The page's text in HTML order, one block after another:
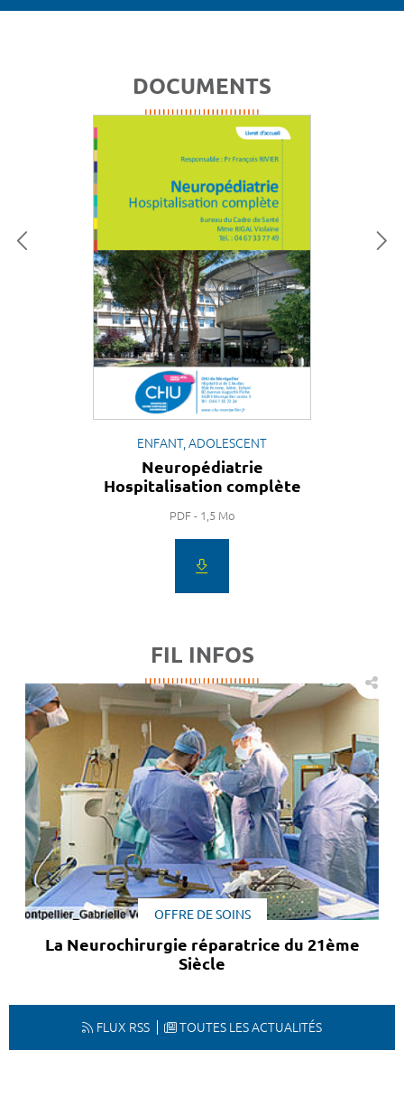
DOCUMENTS
ENFANT, ADOLESCENT
Neuropédiatrie
Hospitalisation complète
PDF - 1,5 Mo
FIL INFOS
OFFRE DE SOINS
La Neurochirurgie réparatrice du 21ème
Siècle
FLUX RSS TOUTES LES ACTUALITÉS